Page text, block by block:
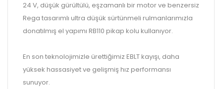
24 V, düşük gürültülü, eşzamanlı bir motor ve benzersiz
Rega tasarımlı ultra düşük sürtünmeli rulmanlarımızla
donatılmış el yapımı RB110 pikap kolu kullanıyor.
En son teknolojimizle ürettiğimiz EBLT kayışı, daha
yüksek hassasiyet ve gelişmiş hız performansı
sunuyor.